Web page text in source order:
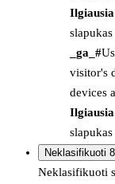
slapukas
_ga_#
visitor's
devices
slapukas
Neklasifikuoti 8
Neklasifikuoti